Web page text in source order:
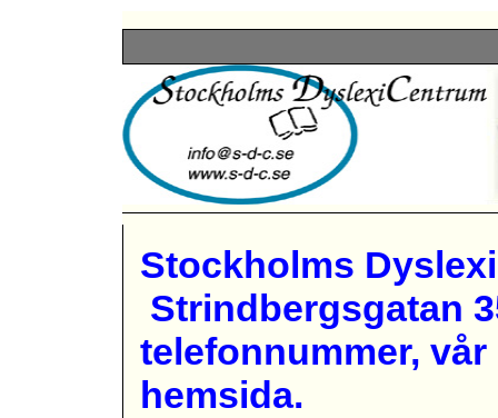
Stockholms
Strindbergsgatan
telefonnummer,
hemsida.